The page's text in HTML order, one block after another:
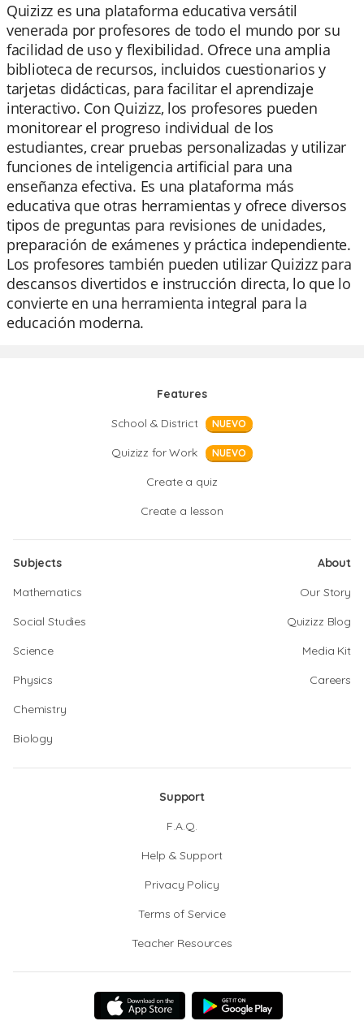
Quizizz es una plataforma educativa versátil
venerada por profesores de todo el mundo por su
facilidad de uso y flexibilidad. Ofrece una amplia
biblioteca de recursos, incluidos cuestionarios y
tarjetas didácticas, para facilitar el aprendizaje
interactivo. Con Quizizz, los profesores pueden
monitorear el progreso individual de los
estudiantes, crear pruebas personalizadas y utilizar
funciones de inteligencia artificial para una
enseñanza efectiva. Es una plataforma más
educativa que otras herramientas y ofrece diversos
tipos de preguntas para revisiones de unidades,
preparación de exámenes y práctica independiente.
Los profesores también pueden utilizar Quizizz para
descansos divertidos e instrucción directa, lo que lo
convierte en una herramienta integral para la
educación moderna.
Features
School & District
NUEVO
Quizizz for Work NUEVO
Create a quiz
Create a lesson
Subjects
Mathematics
Social Studies
Science
Physics
Chemistry
Biology
About
Our Story
Quizizz Blog
Media Kit
Careers
Support
F.A.Q.
Help & Support
Privacy Policy
Terms of Service
Teacher Resources